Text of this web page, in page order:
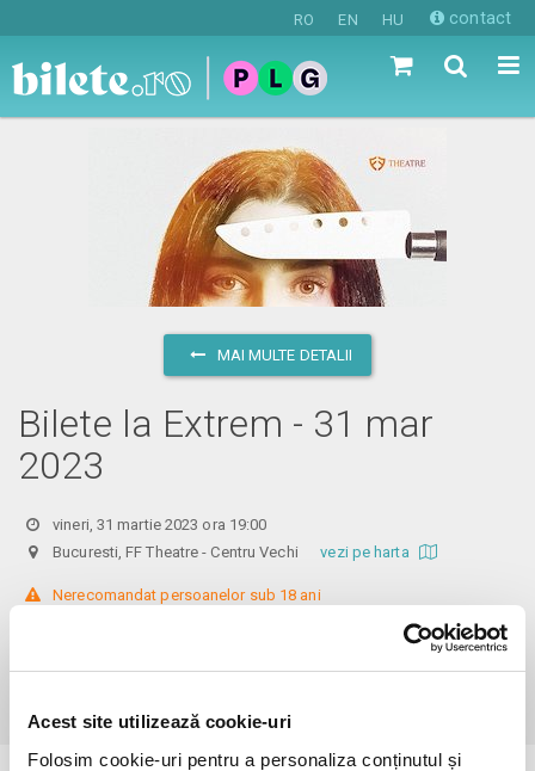
Acest site utilizează cookie-uri
Folosim cookie-uri pentru a personaliza conținutul și
RO EN HU contact
MAI MULTE DETALII
Bilete la Extrem - 31 mar
2023
vineri, 31 martie 2023 ora 19:00
Bucuresti, FF Theatre - Centru Vechivezi pe harta
Nerecomandat persoanelor sub 18 ani
Din respect pentru actori si public avem rugamintea de a va prezenta
cu cel putin 30 de minute inainte de inceperea spectacolului.
Dupa ora inceperii reprezentatiei, rezervarile si biletele isi pierd